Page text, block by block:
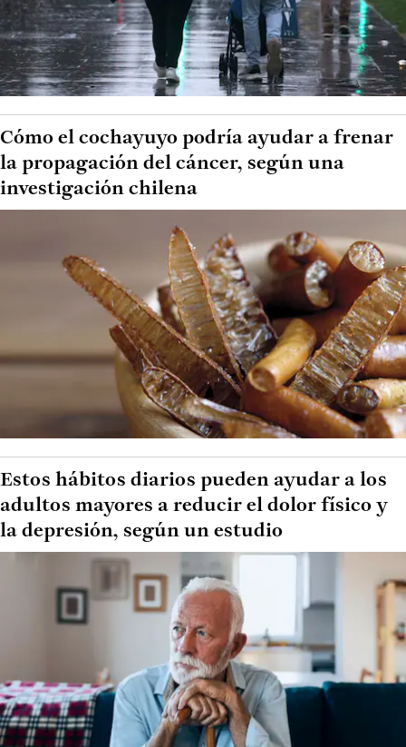
Cómo el cochayuyo podría ayudar a frenar
la propagación del cáncer, según una
investigación chilena
Estos hábitos diarios pueden ayudar a los
adultos mayores a reducir el dolor físico y
la depresión, según un estudio